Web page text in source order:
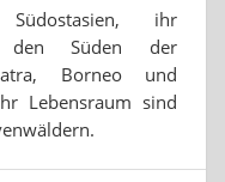
ihr
den Süden der
Borneo und
Lebensraum sind